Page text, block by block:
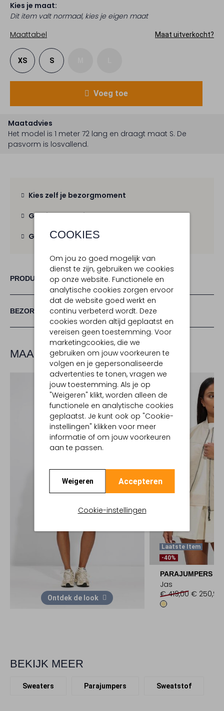
COOKIES
Om jou zo goed mogelijk van
dienst te zijn, gebruiken we cookies
op onze website. Functionele en
analytische cookies zorgen ervoor
dat de website goed werkt en
continu verbeterd wordt. Deze
cookies worden altijd geplaatst en
vereisen geen toestemming. Voor
marketingcookies, die we
gebruiken om jouw voorkeuren te
volgen en je gepersonaliseerde
advertenties te tonen, vragen we
jouw toestemming. Als je op
"Weigeren" klikt, worden alleen de
functionele en analytische cookies
geplaatst. Je kunt ook op "Cookie-
instellingen" klikken voor meer
informatie of om jouw voorkeuren
aan te passen.
Weigeren Accepteren
Cookie-instellingen
Kies je maat:
Dit item valt normaal, kies je eigen maat
Maattabel
Maat uitverkocht?
XS S
Voeg toe
Maatadvies
Het model is 1 meter 72 lang en draagt maat S. De
pasvorm is losvallend.
Kies zelf je bezorgmoment
Gratis verzendingvanaf € 100,-
Gratis retourbinnen 30 dagen
PRODUCT INFORMATIE
BEZORGEN & RETOURNEREN
MAAK JE LOOK COMPLEET
Ontdek de look
Laatste Item
-40%
PARAJUMPERS
Jas
€ 419,00 € 250,99
BEKIJK MEER
Sweaters Parajumpers Sweatstof